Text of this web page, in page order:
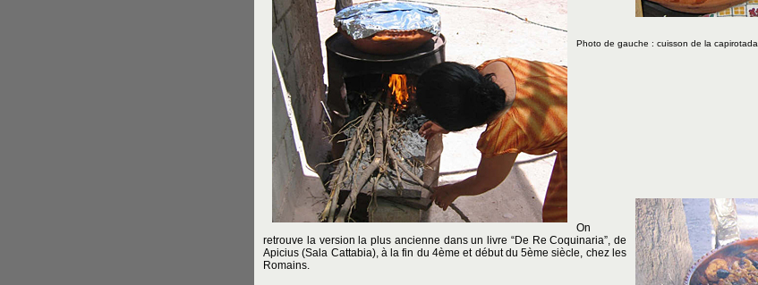
Photo de gauche : cuisson de la capirotada
On
retrouve la version la plus ancienne dans un livre “De Re Coquinaria”, de
Apicius (Sala Cattabia), à la fin du 4ème et début du 5ème siècle, chez les
Romains.